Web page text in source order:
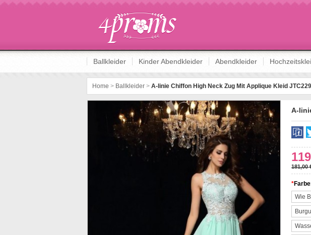
Abschlussballkleider online kaufen
Ballkleider Kinder Abendkleider Abendkleider
Home > Ballkleider > A-linie Chiffon High Neck Zug Mit Applique Kleid
A-
Facebook
TwitterPinterest
181,00
*
Wie